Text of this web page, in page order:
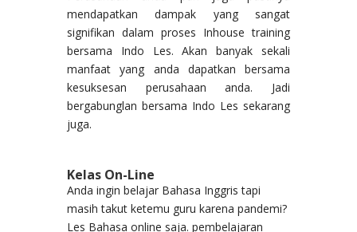
mendapatkan dampak yang sangat
signifikan dalam proses Inhouse training
bersama Indo Les. Akan banyak sekali
manfaat yang anda dapatkan bersama
kesuksesan perusahaan anda. Jadi
bergabunglan bersama Indo Les sekarang
juga.
Kelas On-Line
Anda ingin belajar Bahasa Inggris tapi
masih takut ketemu guru karena pandemi?
Les Bahasa online saja. pembelajaran